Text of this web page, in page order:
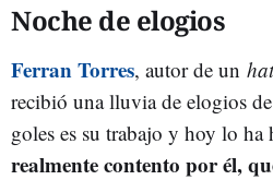
Noche de elogios
Ferran Torres, autor de un
recibió una lluvia de elogios
goles es su trabajo y hoy lo ha
realmente contento por él,